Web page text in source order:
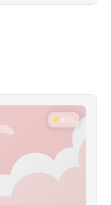
ETC